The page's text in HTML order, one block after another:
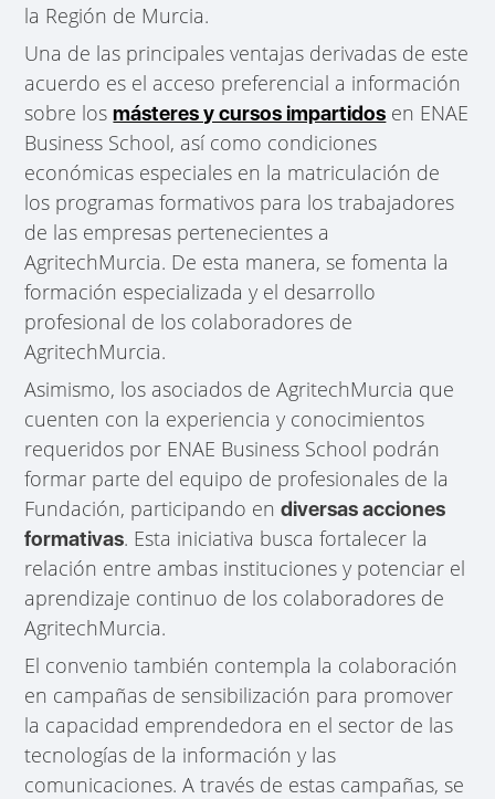
la Región de Murcia.
Una de las principales ventajas derivadas de este
acuerdo es el acceso preferencial a información
sobre losmásteres y cursos impartidos en ENAE
Business School, así como condiciones
económicas especiales en la matriculación de
los programas formativos para los trabajadores
de las empresas pertenecientes a
AgritechMurcia. De esta manera, se fomenta la
formación especializada y el desarrollo
profesional de los colaboradores de
AgritechMurcia.
Asimismo, los asociados de AgritechMurcia que
cuenten con la experiencia y conocimientos
requeridos por ENAE Business School podrán
formar parte del equipo de profesionales de la
Fundación, participando endiversas acciones
formativas. Esta iniciativa busca fortalecer la
relación entre ambas instituciones y potenciar el
aprendizaje continuo de los colaboradores de
AgritechMurcia.
El convenio también contempla la colaboración
en campañas de sensibilización para promover
la capacidad emprendedora en el sector de las
tecnologías de la información y las
comunicaciones. A través de estas campañas, se